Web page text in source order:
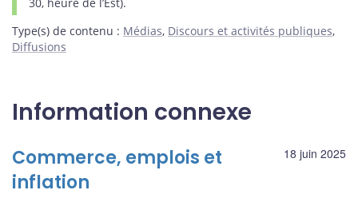
Type(s) de contenu : Médias, Discours et activités publiques,
Diffusions
Information connexe
18 juin 2025
Commerce, emplois et
inflation